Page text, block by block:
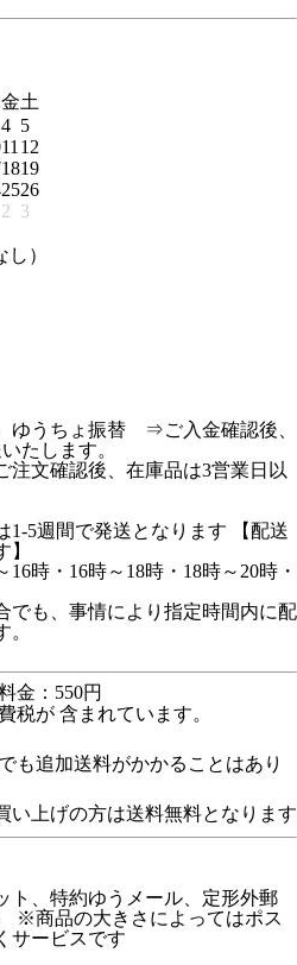
金土
4 5
11 12
1819
2526
2 3
）
ゆうちょ振替 ⇒ご入金確認後、
たします。
文確認後、在庫品は3営業日以
5週間で発送となります 【配送
時・16時～18時・18時～20時・
でも、事情により指定時間内に配
金：550円
税が 含まれています。
も追加送料がかかることはあり
い上げの方は送料無料となります
ト、特約ゆうメール、定形外郵
※商品の大きさによってはポス
サービスです